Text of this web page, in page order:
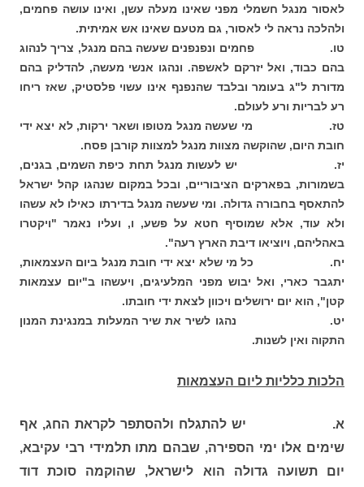
לאסור מנגל חשמלי מפני שאינו מעלה עשן, ואינו עושה פחמים,
ולהלכה נראה לי לאסור, גם מטעם שאינו אש אמיתית.
טו. פחמים ונפנפנים שעשה בהם מנגל, צריך לנהוג
בהם כבוד, ואל יזרקם לאשפה. ונהגו אנשי מעשה, להדליק בהם
מדורת ל"ג בעומר ובלבד שהנפנף אינו עשוי פלסטיק, שאז ריחו
רע לבריות ורע לעולם.
טז. מי שעשה מנגל מטופו ושאר ירקות, לא יצא ידי
חובת היום, שהוקשה מצוות מנגל למצוות קורבן פסח.
יז. יש לעשות מנגל תחת כיפת השמים, בגנים,
בשמורות, בפארקים הציבוריים, ובכל במקום שנהגו קהל ישראל
להתאסף בחבורה גדולה. ומי שעשה מנגל בדירתו כאילו לא עשהו
ולא עוד, אלא שמוסיף חטא על פשע, ו, ועליו נאמר "ויקטרו
באהליהם, ויוציאו דיבת הארץ רעה".
יח. כל מי שלא יצא ידי חובת מנגל ביום העצמאות,
יתגבר כארי, ואל יבוש מפני המלעיגים, ויעשהו ב"יום עצמאות
קטן", הוא יום ירושלים ויכוון לצאת ידי חובתו.
יט. נהגו לשיר את שיר המעלות במנגינת המנון
התקוה ואין לשנות.
הלכות כלליות ליום העצמאות
א. יש להתגלח ולהסתפר לקראת החג, אף
שימים אלו ימי הספירה, שבהם מתו תלמידי רבי עקיבא,
יום תשועה גדולה הוא לישראל, שהוקמה סוכת דוד